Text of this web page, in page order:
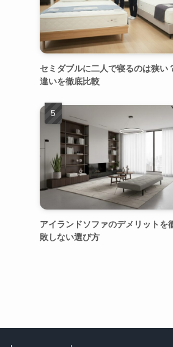
セミダブルに二人で寝るのは狭い
違いを徹底比較
アイランドソファのデメリットを
敗しない選び方